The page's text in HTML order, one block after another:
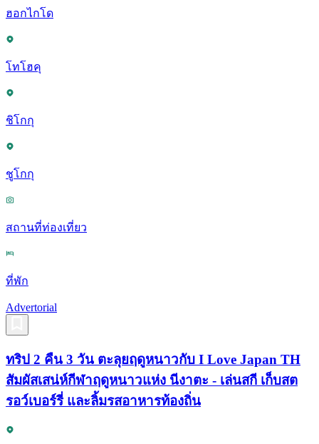
ฮอกไกโด
โทโฮคุ
ชิโกกุ
ชูโกกุ
สถานที่ท่องเที่ยว
ที่พัก
Advertorial
ทริป 2 คืน 3 วัน ตะลุยฤดูหนาวกับ I Love Japan TH
สัมผัสเสน่ห์กีฬาฤดูหนาวแห่ง นีงาตะ - เล่นสกี เก็บสต
รอว์เบอร์รี่ และลิ้มรสอาหารท้องถิ่น